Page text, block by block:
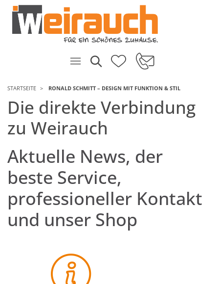
STARTSEITE RONALD SCHMITT – DESIGN MIT FUNKTION & STIL
Die direkte Verbindung
zu Weirauch
Aktuelle News, der
beste Service,
professioneller Kontakt
und unser Shop